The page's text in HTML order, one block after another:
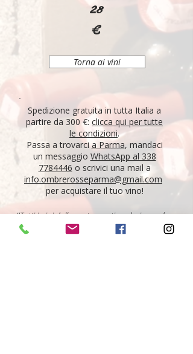
28
€
Torna ai vini
Spedizione gratuita in tutta Italia a
partire da 300 €: clicca qui per tutte
le condizioni.
Passa a trovarcia Parma, mandaci
un messaggio WhatsApp al 338
7784446 o scrivici una mail a
info.ombrerosseparma@gmail.com
per acquistare il tuo vino!
"Tutti i vini della nostra cantina derivano da un
lungo percorso di ricerca, iniziato nel 1995 con